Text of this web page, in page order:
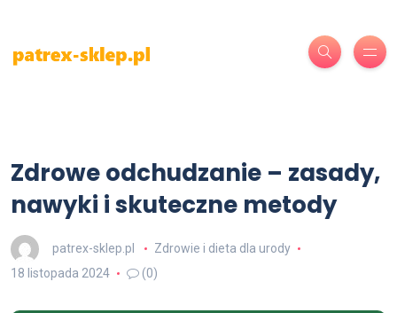
Zdrowe odchudzanie – zasady,
nawyki i skuteczne metody
patrex-sklep.pl
Zdrowie i dieta dla urody
18 listopada 2024
(0)